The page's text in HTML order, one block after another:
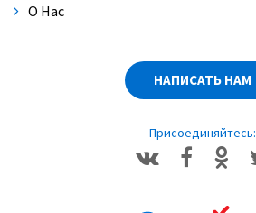
О Нас
НАПИСАТЬ НАМ
Присоединяйтесь: